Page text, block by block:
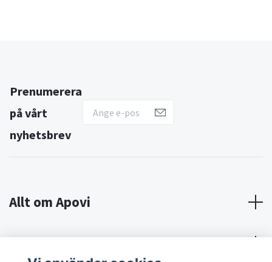
Prenumerera
på vårt
nyhetsbrev
Allt om Apovi
Om Apovi